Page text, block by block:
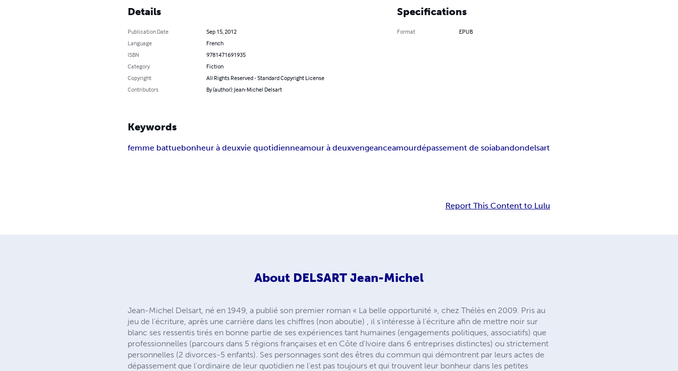
Details
Publication Date
Sep 15, 2012
Language
French
ISBN
9781471691935
Category
Fiction
Copyright
All Rights Reserved - Standard Copyright License
Contributors
By (author): Jean-Michel Delsart
Specifications
Format EPUB
Keywords
femme battuebonheur à deuxvie quotidienneamour à deuxvengeanceamourdépassement de soiabandondelsart
Report This Content to Lulu
About DELSART Jean-Michel
Jean-Michel Delsart, né en 1949, a publié son premier roman « La belle opportunité », chez Thélès en 2009. Pris au
jeu de l'écriture, après une carrière dans les chiffres (non aboutie) , il s'intéresse à l'écriture afin de mettre noir sur
blanc ses ressentis tirés en bonne partie de ses expériences tant humaines (engagements politiques, associatifs) que
professionnelles (parcours dans 5 régions françaises et en Côte d'Ivoire dans 6 entreprises distinctes) ou strictement
personnelles (2 divorces-5 enfants). Ses personnages sont des êtres du commun qui démontrent par leurs actes de
dépassement que l'ordinaire de leur quotidien ne l'est pas toujours et qui trouvent leur bonheur dans les petites